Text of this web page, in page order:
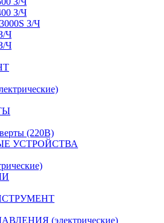
З/Ч
З/Ч
Ч
Ч
(220В)
УСТРОЙСТВА
(электрические)